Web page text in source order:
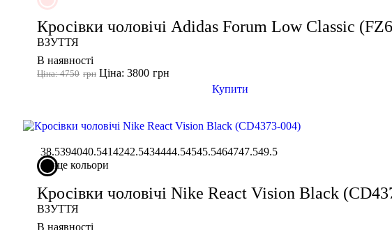
Кросівки чоловічі Adidas Forum Low Classic
ВЗУТТЯ
В наявності
грн
Ціна: 4750 грн
Ціна: 3800
Купити
38.5394040.5414242.5434444.54545.5464747.549.5
ще кольори
Кросівки чоловічі Nike React Vision Black
ВЗУТТЯ
В наявності